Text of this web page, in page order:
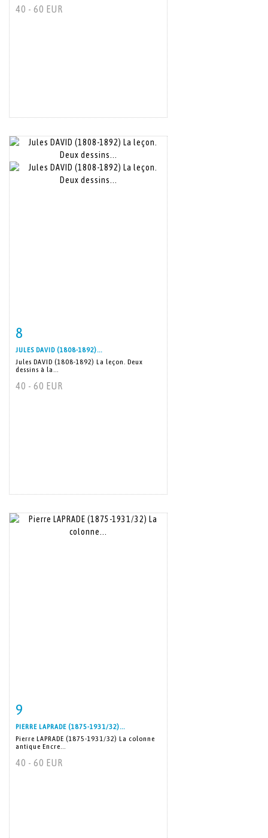
40 - 60 EUR
8
JULES DAVID (1808-1892)...
Jules DAVID (1808-1892) La leçon. Deux
dessins à la...
40 - 60 EUR
9
PIERRE LAPRADE (1875-1931/32)...
Pierre LAPRADE (1875-1931/32) La colonne
antique Encre...
40 - 60 EUR